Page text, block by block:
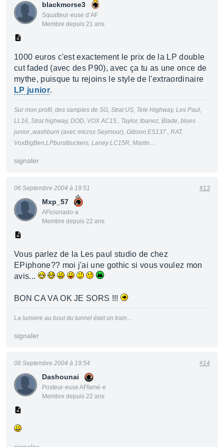
blackmorse3
Squatteur·euse d’AF
Membre depuis 21 ans
1000 euros c'est exactement le prix de la LP double
cut faded (avec des P90), avec ça tu as une once de
mythe, puisque tu rejoins le style de l'extraordinaire
LP junior.
Sur mon profil, des samples de SG, Strat US, Tele Highway, Les Paul,
LL16, Strat highway, DOD, VOX AC15., Taylor, Ibanez, Blade, blues
junior.,washburn (avec micros Seymour), Gibson ES137., RAT,
VoxBigBen,LPburstbuckers, Laney LC15R, Martin....
signaler
Mxp_57
AFicionado·a
Membre depuis 22 ans
06 Septembre 2004 à 19:51 #13
Vous parlez de la Les paul studio de chez
EPiphone?? moi j'ai une gothic si vous voulez mon
avis...
BON CA VA OK JE SORS !!!
La lumiere au bout du tunnel était un train....
signaler
Dashounai
Posteur·euse AFfamé·e
Membre depuis 22 ans
06 Septembre 2004 à 19:54 #14